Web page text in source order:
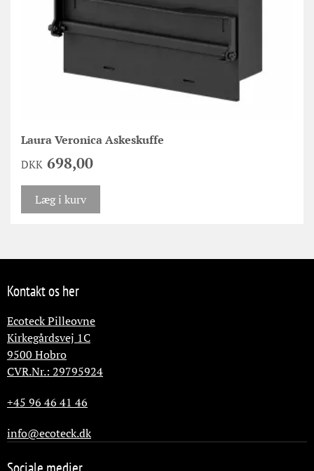
Laura Veronica Askeskuffe
DKK 698,00
Læg i kurv
Kontakt os her
Ecoteck Pilleovne
Kirkegårdsvej 1C
9500 Hobro
CVR.Nr.: 29795924
+45 96 46 41 46
info@ecoteck.dk